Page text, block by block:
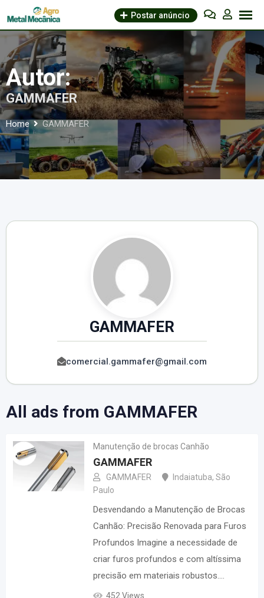
to
content
Postar anúncio
Autor:
GAMMAFER
Home GAMMAFER
GAMMAFER
comercial.gammafer@gmail.com
All ads from GAMMAFER
Manutenção de brocas Canhão
GAMMAFER
GAMMAFER Indaiatuba, São
Paulo
Desvendando a Manutenção de Brocas
Canhão: Precisão Renovada para Furos
Profundos Imagine a necessidade de
criar furos profundos e com altíssima
precisão em materiais robustos.…
452 Views